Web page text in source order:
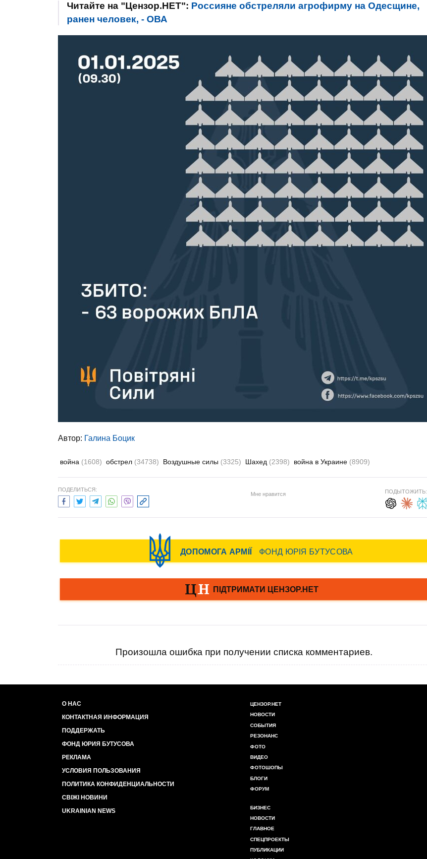
Читайте на "Цензор.НЕТ": Россияне обстреляли агрофирму на Одесщине,
ранен человек, - ОВА
Автор: Галина Боцик
война (1608) обстрел (34738) Воздушные силы (3325) Шахед (2398) война в Украине (8909)
ПОДЕЛИТЬСЯ:
Мне нравится ПОДЫТОЖИТЬ:
Произошла ошибка при получении списка комментариев.
О НАС
КОНТАКТНАЯ ИНФОРМАЦИЯ
ПОДДЕРЖАТЬ
ФОНД ЮРИЯ БУТУСОВА
РЕКЛАМА
УСЛОВИЯ ПОЛЬЗОВАНИЯ
ПОЛИТИКА КОНФИДЕНЦИАЛЬНОСТИ
СВІЖІ НОВИНИ
UKRAINIAN NEWS
ЦЕНЗОР.НЕТ
НОВОСТИ
СОБЫТИЯ
РЕЗОНАНС
ФОТО
ВИДЕО
ФОТОШОПЫ
БЛОГИ
ФОРУМ
БИЗНЕС
НОВОСТИ
ГЛАВНОЕ
СПЕЦПРОЕКТЫ
ПУБЛИКАЦИИ